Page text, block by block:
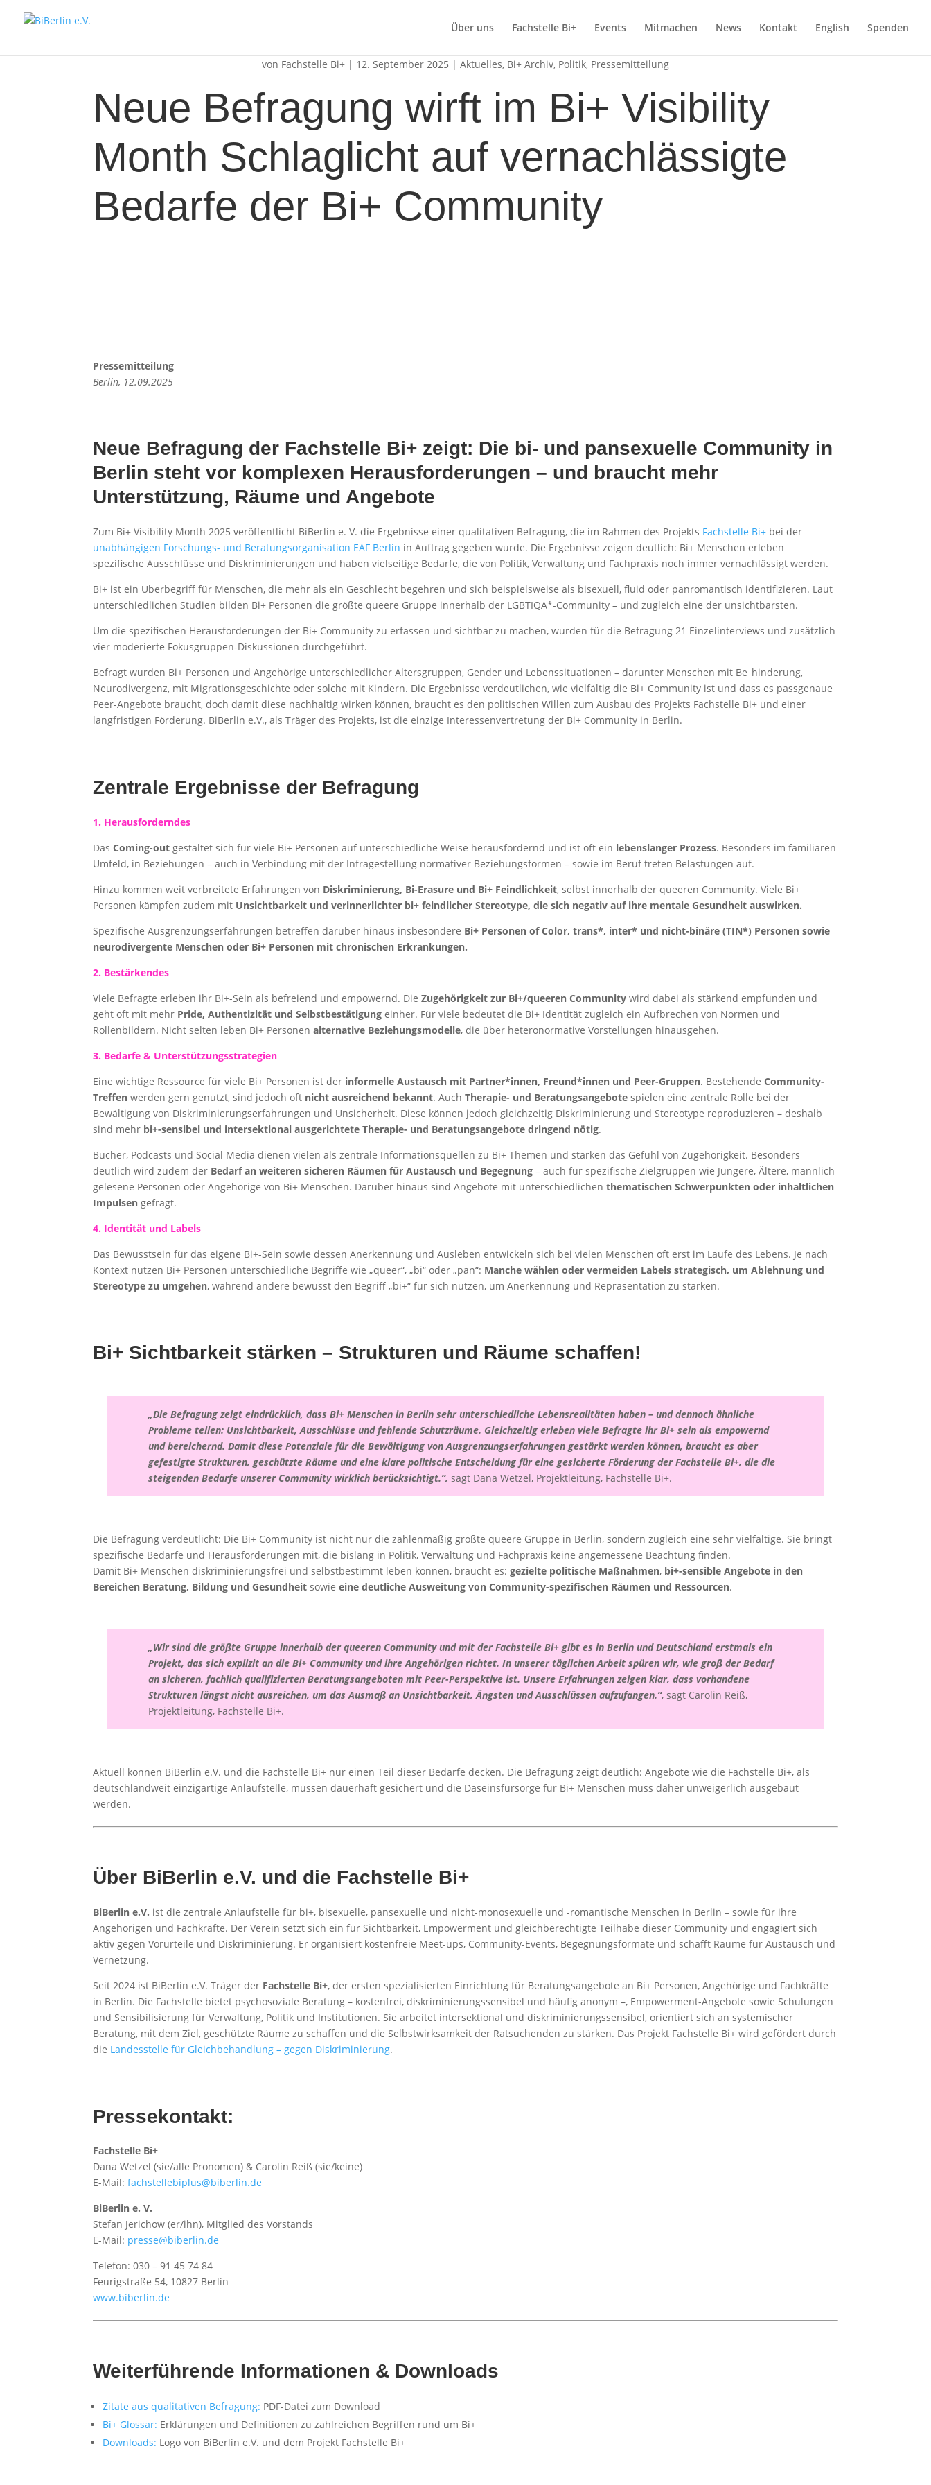
Über uns Fachstelle Bi+ Events Mitmachen News Kontakt English Spenden
von Fachstelle Bi+ | 12. September 2025 | Aktuelles, Bi+ Archiv, Politik, Pressemitteilung
Neue Befragung wirft im Bi+ Visibility
Month Schlaglicht auf vernachlässigte
Bedarfe der Bi+ Community
Pressemitteilung
Berlin, 12.09.2025
Neue Befragung der Fachstelle Bi+ zeigt: Die bi- und pansexuelle Community in
Berlin steht vor komplexen Herausforderungen – und braucht mehr
Unterstützung, Räume und Angebote
Zum Bi+ Visibility Month 2025 veröffentlicht BiBerlin e. V. die Ergebnisse einer qualitativen Befragung, die im Rahmen des Projekts Fachstelle Bi+ bei der
unabhängigen Forschungs- und Beratungsorganisation EAF Berlin in Auftrag gegeben wurde. Die Ergebnisse zeigen deutlich: Bi+ Menschen erleben
spezifische Ausschlüsse und Diskriminierungen und haben vielseitige Bedarfe, die von Politik, Verwaltung und Fachpraxis noch immer vernachlässigt werden.
Bi+ ist ein Überbegriff für Menschen, die mehr als ein Geschlecht begehren und sich beispielsweise als bisexuell, fluid oder panromantisch identifizieren. Laut
unterschiedlichen Studien bilden Bi+ Personen die größte queere Gruppe innerhalb der LGBTIQA*-Community – und zugleich eine der unsichtbarsten.
Um die spezifischen Herausforderungen der Bi+ Community zu erfassen und sichtbar zu machen, wurden für die Befragung 21 Einzelinterviews und zusätzlich
vier moderierte Fokusgruppen-Diskussionen durchgeführt.
Befragt wurden Bi+ Personen und Angehörige unterschiedlicher Altersgruppen, Gender und Lebenssituationen – darunter Menschen mit Be_hinderung,
Neurodivergenz, mit Migrationsgeschichte oder solche mit Kindern. Die Ergebnisse verdeutlichen, wie vielfältig die Bi+ Community ist und dass es passgenaue
Peer-Angebote braucht, doch damit diese nachhaltig wirken können, braucht es den politischen Willen zum Ausbau des Projekts Fachstelle Bi+ und einer
langfristigen Förderung. BiBerlin e.V., als Träger des Projekts, ist die einzige Interessenvertretung der Bi+ Community in Berlin.
Zentrale Ergebnisse der Befragung
1. Herausforderndes
DasComing-out gestaltet sich für viele Bi+ Personen auf unterschiedliche Weise herausfordernd und ist oft ein lebenslanger Prozess. Besonders im familiären
Umfeld, in Beziehungen – auch in Verbindung mit der Infragestellung normativer Beziehungsformen – sowie im Beruf treten Belastungen auf.
Hinzu kommen weit verbreitete Erfahrungen von Diskriminierung, Bi-Erasure und Bi+ Feindlichkeit, selbst innerhalb der queeren Community. Viele Bi+
Personen kämpfen zudem mit Unsichtbarkeit und verinnerlichter bi+ feindlicher Stereotype, die sich negativ auf ihre mentale Gesundheit auswirken.
Spezifische Ausgrenzungserfahrungen betreffen darüber hinaus insbesondere Bi+ Personen of Color, trans*, inter* und nicht-binäre (TIN*) Personen sowie
neurodivergente Menschen oder Bi+ Personen mit chronischen Erkrankungen.
2. Bestärkendes
Viele Befragte erleben ihr Bi+-Sein als befreiend und empowernd. DieZugehörigkeit zur Bi+/queeren Community wird dabei als stärkend empfunden und
geht oft mit mehr Pride, Authentizität und Selbstbestätigung einher. Für viele bedeutet die Bi+ Identität zugleich ein Aufbrechen von Normen und
Rollenbildern. Nicht selten leben Bi+ Personenalternative Beziehungsmodelle, die über heteronormative Vorstellungen hinausgehen.
3. Bedarfe & Unterstützungsstrategien
Eine wichtige Ressource für viele Bi+ Personen ist der informelle Austausch mit Partner*innen, Freund*innen und Peer-Gruppen. BestehendeCommunity-
Treffen werden gern genutzt, sind jedoch oft nicht ausreichend bekannt. AuchTherapie- und Beratungsangebote spielen eine zentrale Rolle bei der
Bewältigung von Diskriminierungserfahrungen und Unsicherheit. Diese können jedoch gleichzeitig Diskriminierung und Stereotype reproduzieren – deshalb
sind mehr bi+-sensibel und intersektional ausgerichtete Therapie- und Beratungsangebote dringend nötig.
Bücher, Podcasts und Social Media dienen vielen als zentrale Informationsquellen zu Bi+ Themen und stärken das Gefühl von Zugehörigkeit. Besonders
deutlich wird zudem der Bedarf an weiteren sicheren Räumen für Austausch und Begegnung – auch für spezifische Zielgruppen wie Jüngere, Ältere, männlich
gelesene Personen oder Angehörige von Bi+ Menschen. Darüber hinaus sind Angebote mit unterschiedlichenthematischen Schwerpunkten oder inhaltlichen
Impulsen gefragt.
4. Identität und Labels
Das Bewusstsein für das eigene Bi+-Sein sowie dessen Anerkennung und Ausleben entwickeln sich bei vielen Menschen oft erst im Laufe des Lebens. Je nach
Kontext nutzen Bi+ Personen unterschiedliche Begriffe wie „queer“, „bi“ oder „pan“: Manche wählen oder vermeiden Labels strategisch, um Ablehnung und
Stereotype zu umgehen, während andere bewusst den Begriff „bi+“ für sich nutzen, um Anerkennung und Repräsentation zu stärken.
Bi+ Sichtbarkeit stärken – Strukturen und Räume schaffen!
„Die Befragung zeigt eindrücklich, dass Bi+ Menschen in Berlin sehr unterschiedliche Lebensrealitäten haben – und dennoch ähnliche
Probleme teilen: Unsichtbarkeit, Ausschlüsse und fehlende Schutzräume. Gleichzeitig erleben viele Befragte ihr Bi+ sein als empowernd
und bereichernd. Damit diese Potenziale für die Bewältigung von Ausgrenzungserfahrungen gestärkt werden können, braucht es aber
gefestigte Strukturen, geschützte Räume undeine klare politische Entscheidung für eine gesicherte Förderung der Fachstelle Bi+, die die
steigenden Bedarfe unserer Community wirklich berücksichtigt.“, sagt Dana Wetzel, Projektleitung, Fachstelle Bi+.
Die Befragung verdeutlicht: Die Bi+ Community ist nicht nur die zahlenmäßig größte queere Gruppe in Berlin, sondern zugleich eine sehr vielfältige. Sie bringt
spezifische Bedarfe und Herausforderungen mit, die bislang in Politik, Verwaltung und Fachpraxis keine angemessene Beachtung finden.
Damit Bi+ Menschen diskriminierungsfrei und selbstbestimmt leben können, braucht es:gezielte politische Maßnahmen, bi+-sensible Angebote in den
Bereichen Beratung, Bildung und Gesundheitsowieeine deutliche Ausweitung von Community-spezifischen Räumen und Ressourcen.
„Wir sind die größte Gruppe innerhalb der queeren Community und mit der Fachstelle Bi+ gibt es in Berlin und Deutschland erstmals ein
Projekt, das sich explizit an die Bi+ Community und ihre Angehörigen richtet. In unserer täglichen Arbeit spüren wir, wie groß der Bedarf
an sicheren, fachlich qualifizierten Beratungsangeboten mit Peer-Perspektive ist. Unsere Erfahrungen zeigen klar, dass vorhandene
Strukturen längst nicht ausreichen, um das Ausmaß an Unsichtbarkeit, Ängsten und Ausschlüssen aufzufangen.“, sagt Carolin Reiß,
Projektleitung, Fachstelle Bi+.
Aktuell können BiBerlin e.V. und die Fachstelle Bi+ nur einen Teil dieser Bedarfe decken. Die Befragung zeigt deutlich: Angebote wie die Fachstelle Bi+, als
deutschlandweit einzigartige Anlaufstelle, müssen dauerhaft gesichert und die Daseinsfürsorge für Bi+ Menschen muss daher unweigerlich ausgebaut
werden.
Über BiBerlin e.V. und die Fachstelle Bi+
BiBerlin e.V. ist die zentrale Anlaufstelle für bi+, bisexuelle, pansexuelle und nicht-monosexuelle und -romantische Menschen in Berlin – sowie für ihre
Angehörigen und Fachkräfte. Der Verein setzt sich ein für Sichtbarkeit, Empowerment und gleichberechtigte Teilhabe dieser Community und engagiert sich
aktiv gegen Vorurteile und Diskriminierung. Er organisiert kostenfreie Meet-ups, Community-Events, Begegnungsformate und schafft Räume für Austausch und
Vernetzung.
Seit 2024 ist BiBerlin e.V. Träger der Fachstelle Bi+, der ersten spezialisierten Einrichtung für Beratungsangebote an Bi+ Personen, Angehörige und Fachkräfte
in Berlin. Die Fachstelle bietet psychosoziale Beratung – kostenfrei, diskriminierungssensibel und häufig anonym –, Empowerment-Angebote sowie Schulungen
und Sensibilisierung für Verwaltung, Politik und Institutionen. Sie arbeitet intersektional und diskriminierungssensibel, orientiert sich an systemischer
Beratung, mit dem Ziel, geschützte Räume zu schaffen und die Selbstwirksamkeit der Ratsuchenden zu stärken. Das Projekt Fachstelle Bi+ wird gefördert durch
die Landesstelle für Gleichbehandlung – gegen Diskriminierung.
Pressekontakt:
Fachstelle Bi+
Dana Wetzel (sie/alle Pronomen) & Carolin Reiß (sie/keine)
E-Mail:fachstellebiplus@biberlin.de
BiBerlin e. V.
Stefan Jerichow (er/ihn), Mitglied des Vorstands
E-Mail: presse@biberlin.de
Telefon: 030 – 91 45 74 84
Feurigstraße 54, 10827 Berlin
www.biberlin.de
Weiterführende Informationen & Downloads
Zitate aus qualitativen Befragung: PDF-Datei zum Download
Bi+ Glossar: Erklärungen und Definitionen zu zahlreichen Begriffen rund um Bi+
Downloads: Logo von BiBerlin e.V. und dem Projekt Fachstelle Bi+